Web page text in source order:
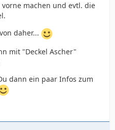
machen und evtl. die
daher...
mit "Deckel Ascher"
dann ein paar Infos zum